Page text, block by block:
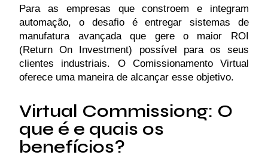
Para as empresas que constroem e integram
automação, o desafio é entregar sistemas de
manufatura avançada que gere o maior ROI
(Return On Investment) possível para os seus
clientes industriais. O Comissionamento Virtual
oferece uma maneira de alcançar esse objetivo.
Virtual Commissiong: O
que é e quais os
benefícios?